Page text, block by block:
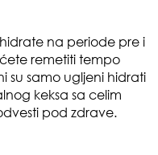
na periode pre i
remetiti tempo
su samo ugljeni hidrati
keksa sa celim
pod zdrave.